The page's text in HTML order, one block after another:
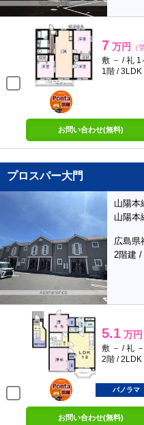
7 万円 （
敷 － / 礼 1
1階 / 3LDK
ポンタ
部屋
お問い合わせ(無料)
プロスパー大門
山陽本
山陽本
広島県
2階建 /
5.1 万円
敷 － / 礼 －
2階 / 2LDK
ポンタ
部屋
パノラマ
お問い合わせ(無料)